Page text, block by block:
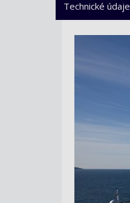
Technické údaje